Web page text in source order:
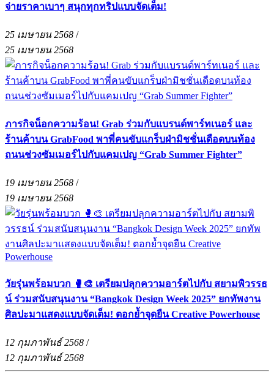
จ่ายราคาเบาๆ สนุกทุกทริปแบบจัดเต็ม!
25 เมษายน 2568 /
25 เมษายน 2568
ภารกิจน็อกความร้อน! Grab ร่วมกับแบรนด์พาร์ทเนอร์ และ
ร้านค้าบน GrabFood พาพี่คนขับแกร็บฝ่ามิชชั่นเดือดบนท้อง
ถนนช่วงซัมเมอร์ไปกับแคมเปญ “Grab Summer Fighter”
19 เมษายน 2568 /
19 เมษายน 2568
วัยรุ่นพร้อมบวก 🥊🎨 เตรียมปลุกความอาร์ตไปกับ สยามพิวรรธ
น์ ร่วมสนับสนุนงาน “Bangkok Design Week 2025” ยกทัพงาน
ศิลปะมาแสดงแบบจัดเต็ม! ตอกย้ำจุดยืน Creative Powerhouse
12 กุมภาพันธ์ 2568 /
12 กุมภาพันธ์ 2568